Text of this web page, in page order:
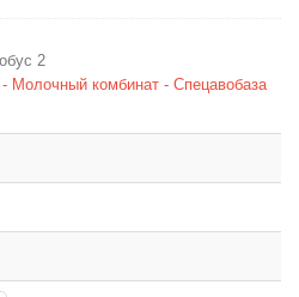
2
Молочный комбинат - Спецавобаза